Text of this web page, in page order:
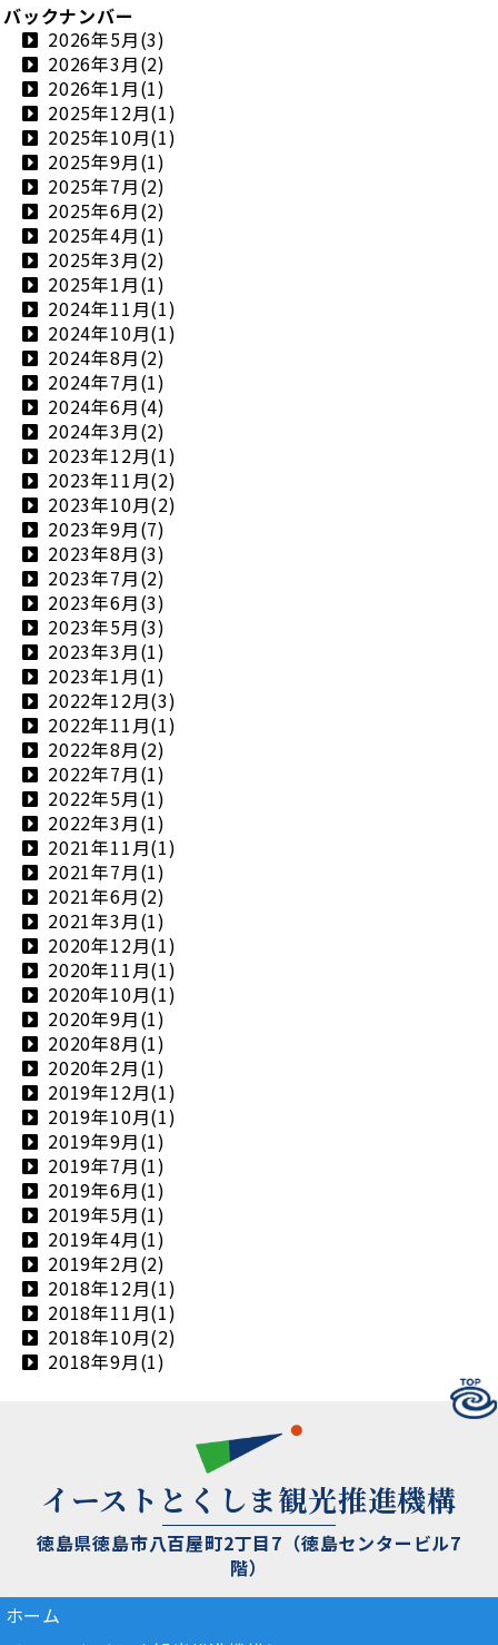
バックナンバー
2026年5月(3)
2026年3月(2)
2026年1月(1)
2025年12月(1)
2025年10月(1)
2025年9月(1)
2025年7月(2)
2025年6月(2)
2025年4月(1)
2025年3月(2)
2025年1月(1)
2024年11月(1)
2024年10月(1)
2024年8月(2)
2024年7月(1)
2024年6月(4)
2024年3月(2)
2023年12月(1)
2023年11月(2)
2023年10月(2)
2023年9月(7)
2023年8月(3)
2023年7月(2)
2023年6月(3)
2023年5月(3)
2023年3月(1)
2023年1月(1)
2022年12月(3)
2022年11月(1)
2022年8月(2)
2022年7月(1)
2022年5月(1)
2022年3月(1)
2021年11月(1)
2021年7月(1)
2021年6月(2)
2021年3月(1)
2020年12月(1)
2020年11月(1)
2020年10月(1)
2020年9月(1)
2020年8月(1)
2020年2月(1)
2019年12月(1)
2019年10月(1)
2019年9月(1)
2019年7月(1)
2019年6月(1)
2019年5月(1)
2019年4月(1)
2019年2月(2)
2018年12月(1)
2018年11月(1)
2018年10月(2)
2018年9月(1)
イーストとくしま観光推進機構
徳島県徳島市八百屋町2丁目7（徳島センタービル7
階）
ホーム